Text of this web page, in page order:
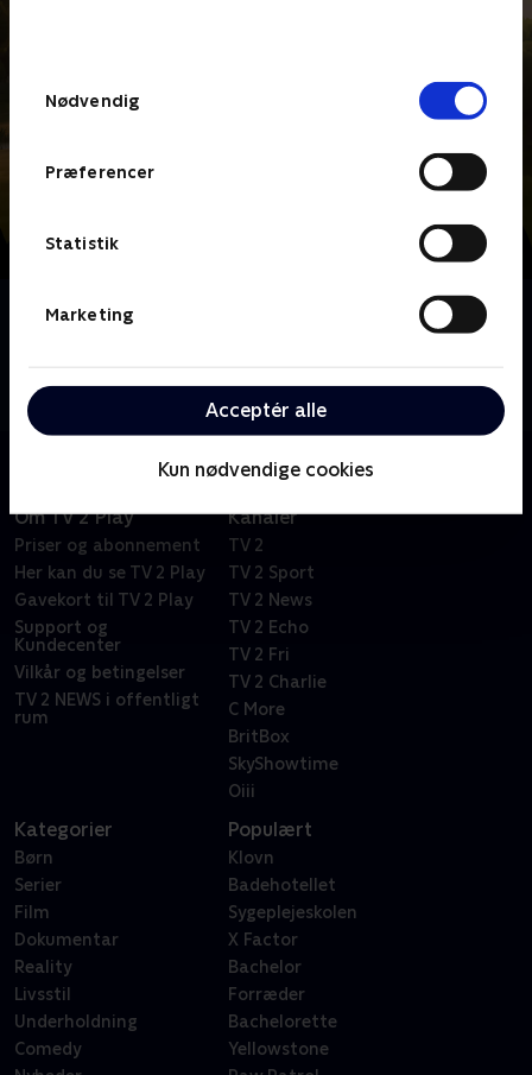
Nødvendig
Præferencer
Statistik
Marketing
Acceptér alle
Kun nødvendige cookies
Om Mumidalen
Tag med Mumitroldene, Lille My, Snif og Mumriken
baseret på Tove Janssons fantastiske bøger.
Om TV 2 Play
Priser og abonnement
Her kan du se TV 2 Play
Gavekort til TV 2 Play
Support og
Kundecenter
Vilkår og betingelser
TV 2 NEWS i offentligt
rum
Kanaler
TV 2
TV 2 Sport
TV 2 News
TV 2 Echo
TV 2 Fri
TV 2 Charlie
C More
BritBox
SkyShowtime
Oiii
Kategorier
Børn
Serier
Film
Dokumentar
Reality
Livsstil
Underholdning
Comedy
Populært
Klovn
Badehotellet
Sygeplejeskolen
X Factor
Bachelor
Forræder
Bachelorette
Yellowstone